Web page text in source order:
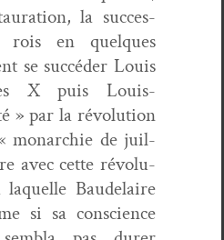
la suc­ces­
en quelques
se suc­céder Louis
X puis Louis-
» par la révo­lu­tion
monar­chie de juil­
avec cette révo­lu­
Baude­laire
si sa con­science